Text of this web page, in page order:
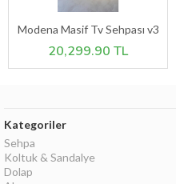
Modena Masif Tv Sehpası v3
20,299.90 TL
Kategoriler
Sehpa
Koltuk & Sandalye
Dolap